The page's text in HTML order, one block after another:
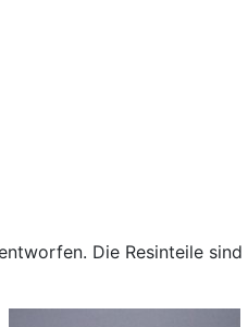
Die Resinteile